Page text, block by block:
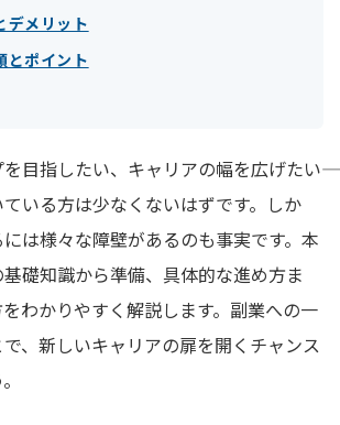
デメリット
とポイント
目指したい、キャリアの幅を広げたい――
いる方は少なくないはずです。しか
は様々な障壁があるのも事実です。本
礎知識から準備、具体的な進め方ま
わかりやすく解説します。副業への一
、新しいキャリアの扉を開くチャンス